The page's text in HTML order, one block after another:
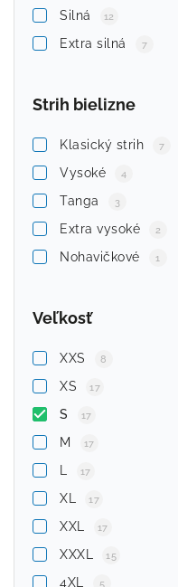
Silná 12
Extra silná 7
Strih bielizne
Klasický strih 7
Vysoké 4
Tanga 3
Extra vysoké 2
Nohavičkové 1
Veľkosť
XXS 8
XS 17
S 17
M 17
17
XL 17
XXL 17
XXXL 15
4XL 5